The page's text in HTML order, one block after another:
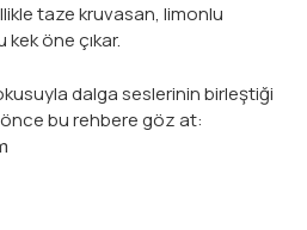
taze kruvasan, limonlu
öne çıkar.
dalga seslerinin birleştiği
önce bu rehbere göz at: